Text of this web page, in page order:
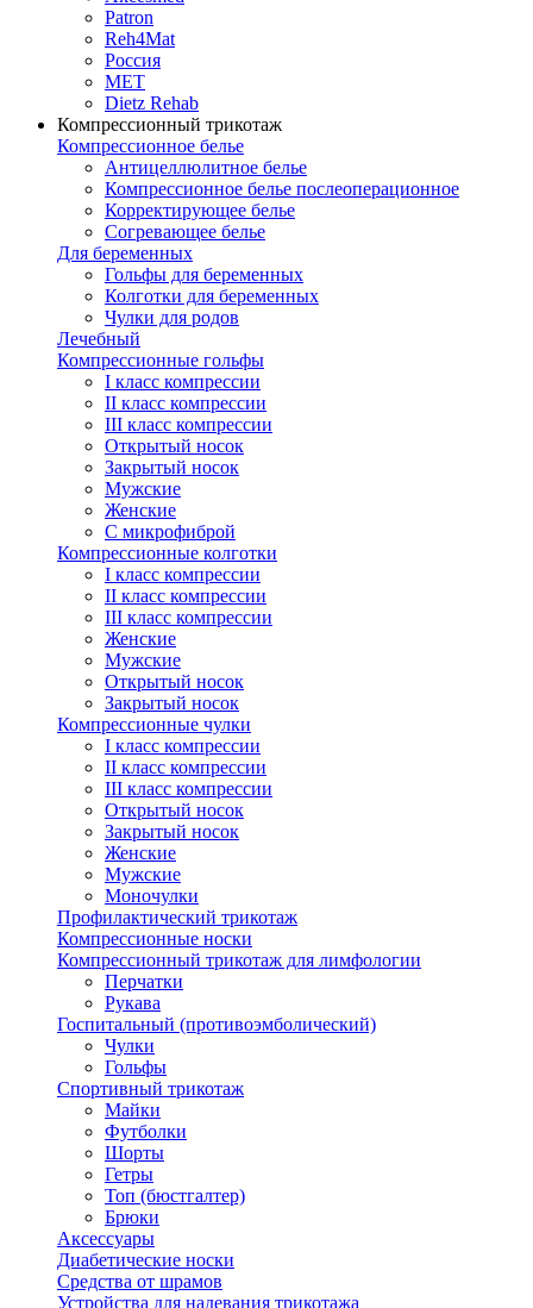
Patron
Reh4Mat
Россия
МЕТ
Dietz Rehab
Компрессионный трикотаж
Компрессионное белье
Антицеллюлитное белье
Компрессионное белье послеоперационное
Корректирующее белье
Согревающее белье
Для беременных
Гольфы для беременных
Колготки для беременных
Чулки для родов
Лечебный
Компрессионные гольфы
I класс компрессии
II класс компрессии
III класс компрессии
Открытый носок
Закрытый носок
Мужские
Женские
С микрофиброй
Компрессионные колготки
I класс компрессии
II класс компрессии
III класс компрессии
Женские
Мужские
Открытый носок
Закрытый носок
Компрессионные чулки
I класс компрессии
II класс компрессии
III класс компрессии
Открытый носок
Закрытый носок
Женские
Мужские
Моночулки
Профилактический трикотаж
Компрессионные носки
Компрессионный трикотаж для лимфологии
Перчатки
Рукава
Госпитальный (противоэмболический)
Чулки
Гольфы
Спортивный трикотаж
Майки
Футболки
Шорты
Гетры
Топ (бюстгалтер)
Брюки
Аксессуары
Диабетические носки
Средства от шрамов
Устройства для надевания трикотажа